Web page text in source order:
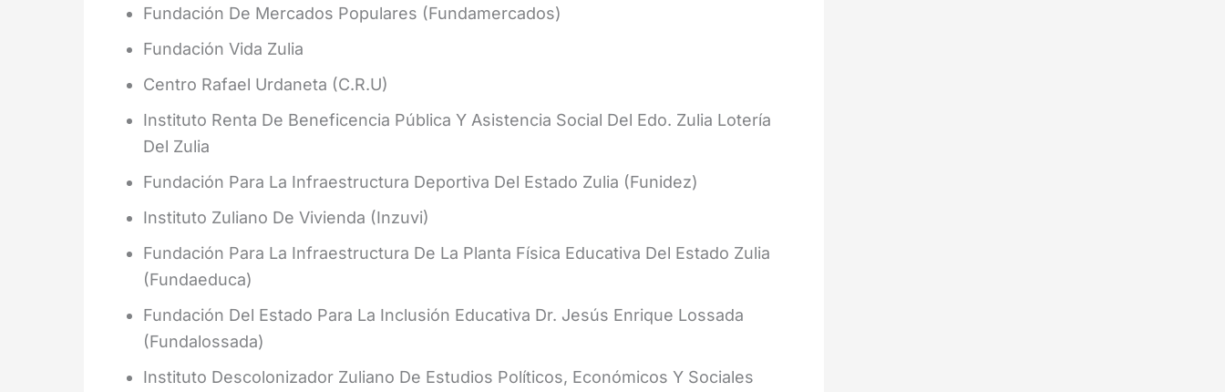
Fundación De Mercados Populares (Fundamercados)
Fundación Vida Zulia
Centro Rafael Urdaneta (C.R.U)
Instituto Renta De Beneficencia Pública Y Asistencia Social Del Edo. Zulia Lotería
Del Zulia
Fundación Para La Infraestructura Deportiva Del Estado Zulia (Funidez)
Instituto Zuliano De Vivienda (Inzuvi)
Fundación Para La Infraestructura De La Planta Física Educativa Del Estado Zulia
(Fundaeduca)
Fundación Del Estado Para La Inclusión Educativa Dr. Jesús Enrique Lossada
(Fundalossada)
Instituto Descolonizador Zuliano De Estudios Políticos, Económicos Y Sociales